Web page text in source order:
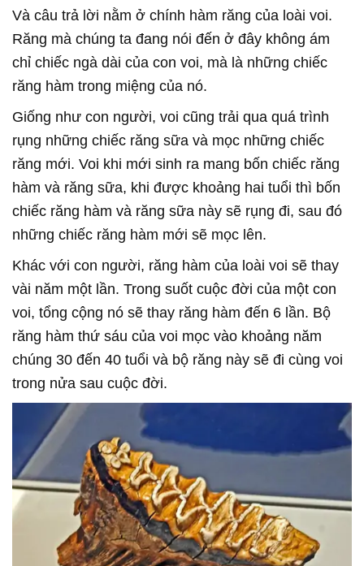
Và câu trả lời nằm ở chính hàm răng của loài voi.
Răng mà chúng ta đang nói đến ở đây không ám
chỉ chiếc ngà dài của con voi, mà là những chiếc
răng hàm trong miệng của nó.
Giống như con người, voi cũng trải qua quá trình
rụng những chiếc răng sữa và mọc những chiếc
răng mới. Voi khi mới sinh ra mang bốn chiếc răng
hàm và răng sữa, khi được khoảng hai tuổi thì bốn
chiếc răng hàm và răng sữa này sẽ rụng đi, sau đó
những chiếc răng hàm mới sẽ mọc lên.
Khác với con người, răng hàm của loài voi sẽ thay
vài năm một lần. Trong suốt cuộc đời của một con
voi, tổng cộng nó sẽ thay răng hàm đến 6 lần. Bộ
răng hàm thứ sáu của voi mọc vào khoảng năm
chúng 30 đến 40 tuổi và bộ răng này sẽ đi cùng voi
trong nửa sau cuộc đời.